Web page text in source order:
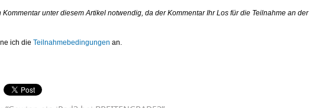
unter diesem Artikel notwendig, da der Kommentar Ihr Los für die Teilnahme an der
ich die Teilnahmebedingungen an.